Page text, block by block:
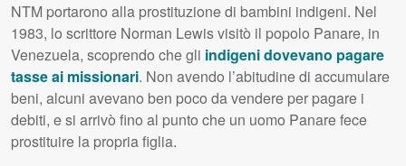
NTM portarono alla prostituzione di bambini indigeni. Nel
1983, lo scrittore Norman Lewis visitò il popolo Panare, in
Venezuela, scoprendo che gli indigeni dovevano pagare
tasse ai missionari. Non avendo l’abitudine di accumulare
beni, alcuni avevano ben poco da vendere per pagare i
debiti, e si arrivò fino al punto che un uomo Panare fece
prostituire la propria figlia.